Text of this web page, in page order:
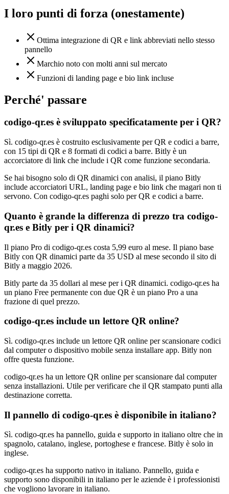
I loro punti di forza (onestamente)
Ottima integrazione di QR e link abbreviati nello stesso
pannello
Marchio noto con molti anni sul mercato
Funzioni di landing page e bio link incluse
Perché' passare
codigo-qr.es è sviluppato specificatamente per i QR?
Sì. codigo-qr.es è costruito esclusivamente per QR e codici a barre,
con 15 tipi di QR e 8 formati di codici a barre. Bitly è un
accorciatore di link che include i QR come funzione secondaria.
Se hai bisogno solo di QR dinamici con analisi, il piano Bitly
include accorciatori URL, landing page e bio link che magari non ti
servono. Con codigo-qr.es paghi solo per QR e codici a barre.
Quanto è grande la differenza di prezzo tra codigo-
qr.es e Bitly per i QR dinamici?
Il piano Pro di codigo-qr.es costa 5,99 euro al mese. Il piano base
Bitly con QR dinamici parte da 35 USD al mese secondo il sito di
Bitly a maggio 2026.
Bitly parte da 35 dollari al mese per i QR dinamici. codigo-qr.es ha
un piano Free permanente con due QR è un piano Pro a una
frazione di quel prezzo.
codigo-qr.es include un lettore QR online?
Sì. codigo-qr.es include un lettore QR online per scansionare codici
dal computer o dispositivo mobile senza installare app. Bitly non
offre questa funzione.
codigo-qr.es ha un lettore QR online per scansionare dal computer
senza installazioni. Utile per verificare che il QR stampato punti alla
destinazione corretta.
Il pannello di codigo-qr.es è disponibile in italiano?
Sì. codigo-qr.es ha pannello, guida e supporto in italiano oltre che in
spagnolo, catalano, inglese, portoghese e francese. Bitly è solo in
inglese.
codigo-qr.es ha supporto nativo in italiano. Pannello, guida e
supporto sono disponibili in italiano per le aziende è i professionisti
che vogliono lavorare in italiano.